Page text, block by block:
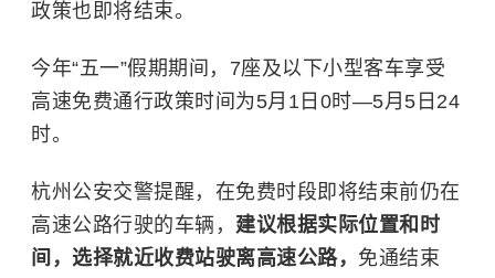
政策也即将结束。
今年“五一”假期期间，7座及以下小型客车享受
高速免费通行政策时间为5月1日0时—5月5日24
时。
杭州公安交警提醒，在免费时段即将结束前仍在
高速公路行驶的车辆， 建议根据实际位置和时
间，选择就近收费站驶离高速公路， 免通结束